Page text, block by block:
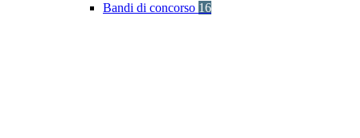
Bandi di concorso 16